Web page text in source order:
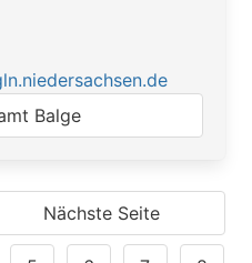
Balge
Nächste Seite